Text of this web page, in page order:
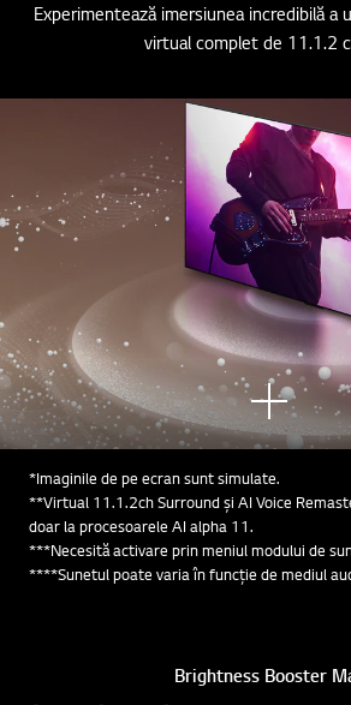
Experimentează imersiunea incredibilă a
virtual complet de 11.1.2
Vezi
mai
mult
*Imaginile de pe ecran sunt simulate.
**Virtual 11.1.2ch Surround și AI Voice
doar la procesoarele AI alpha 11.
***Necesită activare prin meniul modului de
****Sunetul poate varia în funcție de mediul
Brightness Booster